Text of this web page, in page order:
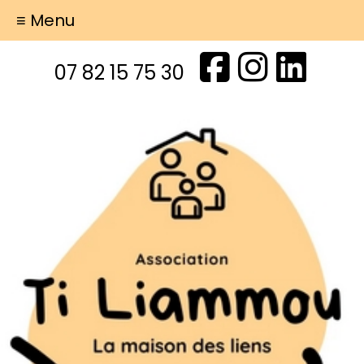
07 82 15 75 30
≡ Menu